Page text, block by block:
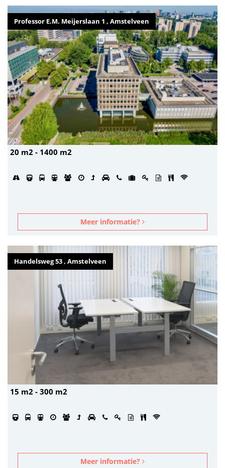
Professor E.M. Meijerslaan 1 , Amstelveen
20 m2 - 1400 m2
Meer informatie?
Handelsweg 53 , Amstelveen
15 m2 - 300 m2
Meer informatie?